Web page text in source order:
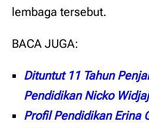
lembaga tersebut.
BACA JUGA:
Dituntut 11 Tahun
Pendidikan Nicko
Profil Pendidikan Erina